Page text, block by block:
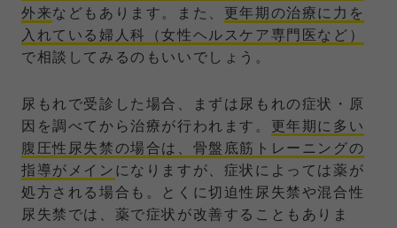
外来などもあります。また、 更年期の治療に力を
入れている婦人科（女性ヘルスケア専門医など）
で相談してみるのもいいでしょう。
尿もれで受診した場合、まずは尿もれの症状・原
因を調べてから治療が行われます。 更年期に多い
腹圧性尿失禁の場合は、骨盤底筋トレーニングの
指導がメイン になりますが、症状によっては薬が
処方される場合も。とくに切迫性尿失禁や混合性
尿失禁では、薬で症状が改善することもありま